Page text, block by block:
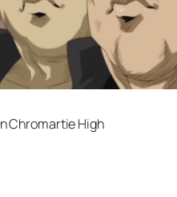
Chromartie High